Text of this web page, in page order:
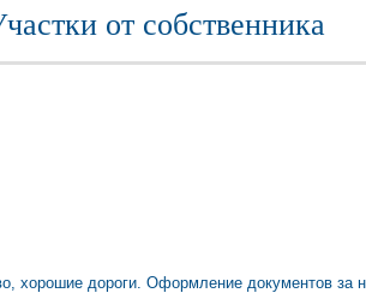
от собственника
хорошие дороги. Оформление документов за